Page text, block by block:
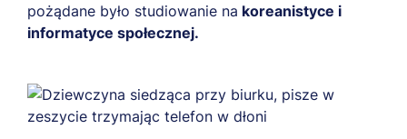
pożądane było studiowanie na koreanistyce i
informatyce społecznej.